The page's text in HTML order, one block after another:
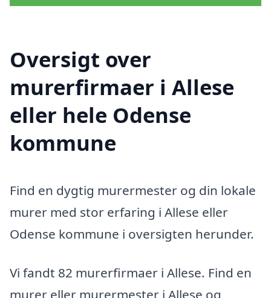
Oversigt over
murerfirmaer i Allese
eller hele Odense
kommune
Find en dygtig murermester og din lokale
murer med stor erfaring i Allese eller
Odense kommune i oversigten herunder.
Vi fandt 82 murerfirmaer i Allese. Find en
murer eller murermester i Allese og